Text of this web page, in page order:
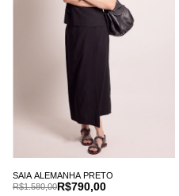
SAIA ALEMANHA PRETO
R$790,00
R$1.580,00